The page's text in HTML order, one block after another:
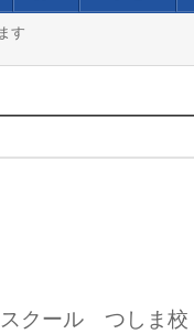
す
スクール つしま校